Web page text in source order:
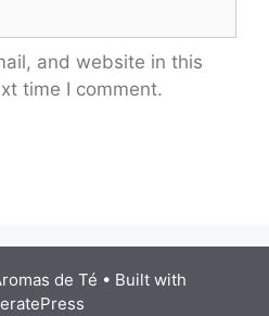
and website in this
time I comment.
de Té • Built with